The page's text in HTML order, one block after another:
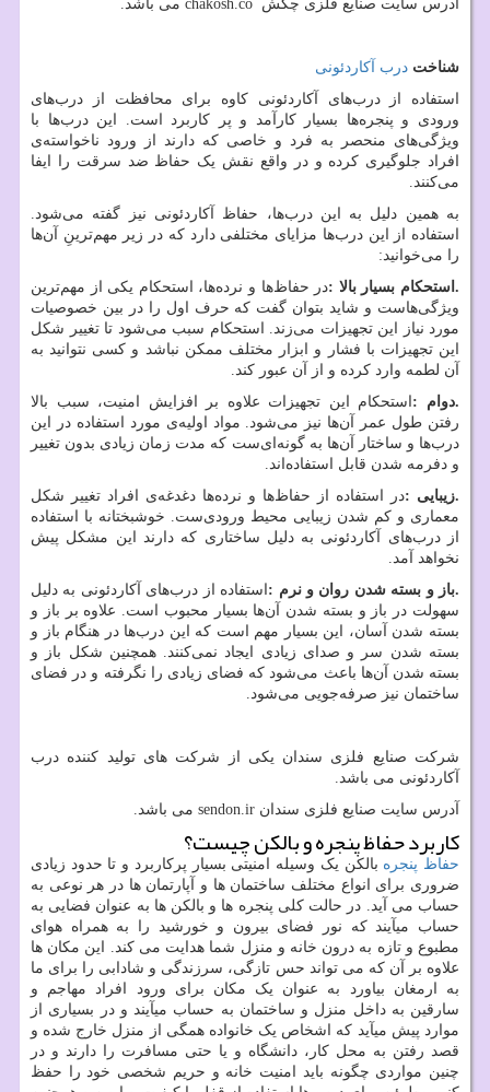
آدرس سایت صنایع فلزی چکش chakosh.co می باشد.
شناخت درب آکاردئونی
استفاده از درب‌های آکاردئونی کاوه برای محافظت از درب‌های
ورودی و پنجره‌ها بسیار کارآمد و پر کاربرد است. این درب‌ها با
ویژگی‌های منحصر به فرد و خاصی که دارند از ورود ناخواسته‌ی
افراد جلوگیری کرده و در واقع نقش یک حفاظ ضد سرقت را ایفا
می‌کنند.
به همین دلیل به این درب‌ها، حفاظ آکاردئونی نیز گفته می‌شود.
استفاده از این درب‌ها مزایای مختلفی دارد که در زیر مهم‌ترینِ آن‌ها
را می‌خوانید:
.استحکام بسیار بالا :در حفاظ‌ها و نرده‌ها، استحکام یکی از مهم‌ترین
ویژگی‌هاست و شاید بتوان گفت که حرف اول را در بین خصوصیات
مورد نیاز این تجهیزات می‌زند. استحکام سبب می‌شود تا تغییر شکل
این تجهیزات با فشار و ابزار مختلف ممکن نباشد و کسی نتوانید به
آن لطمه وارد کرده و از آن عبور کند.
.دوام : استحکام این تجهیزات علاوه بر افزایش امنیت، سبب بالا
رفتن طول عمر آن‌ها نیز می‌شود. مواد اولیه‌ی مورد استفاده در این
درب‌ها و ساختار آن‌ها به گونه‌ای‌ست که مدت زمان زیادی بدون تغییر
و دفرمه شدن قابل استفاده‌اند.
.زیبایی :در استفاده از حفاظ‌ها و نرده‌ها دغدغه‌ی افراد تغییر شکل
معماری و کم شدن زیبایی محیط ورودی‌ست. خوشبختانه با استفاده
از درب‌های آکاردئونی به دلیل ساختاری که دارند این مشکل پیش
نخواهد آمد.
.باز و بسته شدن روان و نرم : استفاده از درب‌های آکاردئونی به دلیل
سهولت در باز و بسته شدن آن‌ها بسیار محبوب است. علاوه بر باز و
بسته شدن آسان، این بسیار مهم است که این درب‌ها در هنگام باز و
بسته شدن سر و صدای زیادی ایجاد نمی‌کنند. همچنین شکل باز و
بسته شدن آن‌ها باعث می‌شود که فضای زیادی را نگرفته و در فضای
ساختمان نیز صرفه‌جویی می‌شود.
شرکت صنایع فلزی سندان یکی از شرکت های تولید کننده درب
آکاردئونی می باشد.
آدرس سایت صنایع فلزی سندان sendon.ir می باشد.
کاربرد حفاظ پنجره و بالکن چیست؟
حفاظ پنجره بالکن یک وسیله امنیتی بسیار پرکاربرد و تا حدود زیادی
ضروری برای انواع مختلف ساختمان ها و آپارتمان ها در هر نوعی به
حساب می آید. در حالت کلی پنجره ها و بالکن ها به عنوان فضایی به
حساب میآیند که نور فضای بیرون و خورشید را به همراه هوای
مطبوع و تازه به درون خانه و منزل شما هدایت می کند. این مکان ها
علاوه بر آن که می تواند حس تازگی، سرزندگی و شادابی را برای ما
به ارمغان بیاورد به عنوان یک مکان برای ورود افراد مهاجم و
سارقین به داخل منزل و ساختمان به حساب میآیند و در بسیاری از
موارد پیش میآید که اشخاص یک خانواده همگی از منزل خارج شده و
قصد رفتن به محل کار، دانشگاه و یا حتی مسافرت را دارند و در
چنین مواردی چگونه باید امنیت خانه و حریم شخصی خود را حفظ